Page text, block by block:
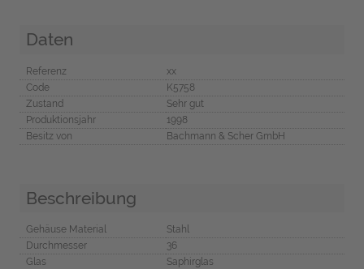
Daten
Referenz
xx
Code
K5758
Zustand
Sehr gut
Produktionsjahr
1998
Besitz von
Bachmann & Scher GmbH
Beschreibung
Gehäuse Material
Stahl
Durchmesser
36
Glas
Saphirglas